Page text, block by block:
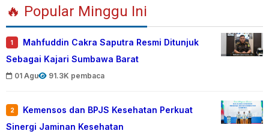
🔥 Popular Minggu Ini
1
Mahfuddin Cakra Saputra Resmi Ditunjuk
Sebagai Kajari Sumbawa Barat
01 Agu 91.3K pembaca
2
Kemensos dan BPJS Kesehatan Perkuat
Sinergi Jaminan Kesehatan